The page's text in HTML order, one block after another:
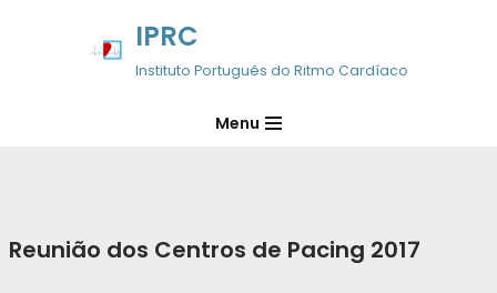
IPRC
Instituto Português do Ritmo Cardíaco
Menu
Reunião dos Centros de Pacing 2017